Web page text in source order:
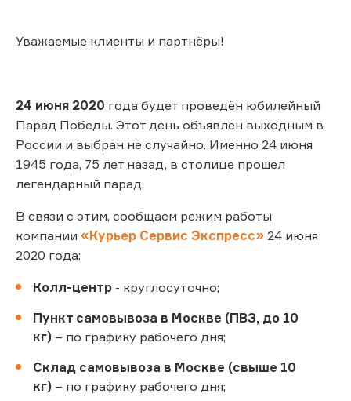
Уважаемые клиенты и партнёры!
24 июня 2020 года будет проведён юбилейный
Парад Победы. Этот день объявлен выходным в
России и выбран не случайно. Именно 24 июня
1945 года, 75 лет назад, в столице прошел
легендарный парад.
В связи с этим, сообщаем режим работы
компании «Курьер Сервис Экспресс» 24 июня
2020 года:
Колл-центр - круглосуточно;
Пункт самовывоза в Москве (ПВЗ, до 10
кг) – по графику рабочего дня;
Склад самовывоза в Москве (свыше 10
кг) – по графику рабочего дня;